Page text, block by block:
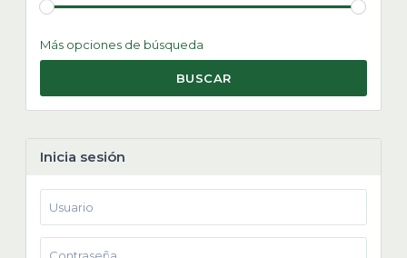
Más opciones de búsqueda
BUSCAR
Inicia sesión